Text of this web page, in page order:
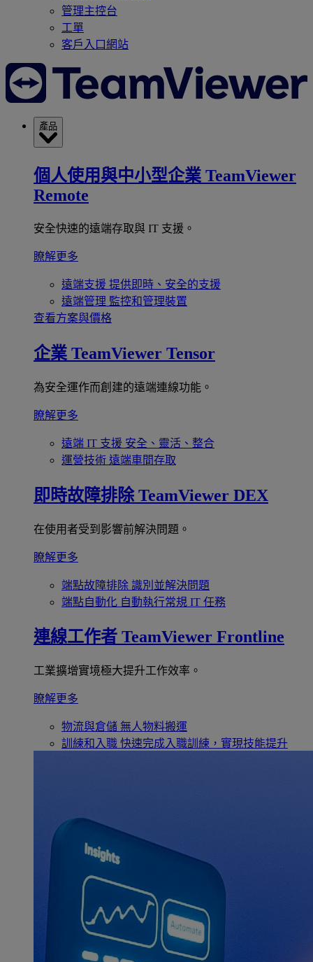
管理主控台
工單
客戶入口網站
產品
個人使用與中小型企業 TeamViewer
Remote
安全快速的遠端存取與 IT 支援。
瞭解更多
遠端支援 提供即時、安全的支援
遠端管理 監控和管理裝置
查看方案與價格
企業 TeamViewer Tensor
為安全運作而創建的遠端連線功能。
瞭解更多
遠端 IT 支援 安全、靈活、整合
運營技術 遠端車間存取
即時故障排除 TeamViewer DEX
在使用者受到影響前解決問題。
瞭解更多
端點故障排除 識別並解決問題
端點自動化 自動執行常規 IT 任務
連線工作者 TeamViewer Frontline
工業擴增實境極大提升工作效率。
瞭解更多
物流與倉儲 無人物料搬運
訓練和入職 快速完成入職訓練，實現技能提升